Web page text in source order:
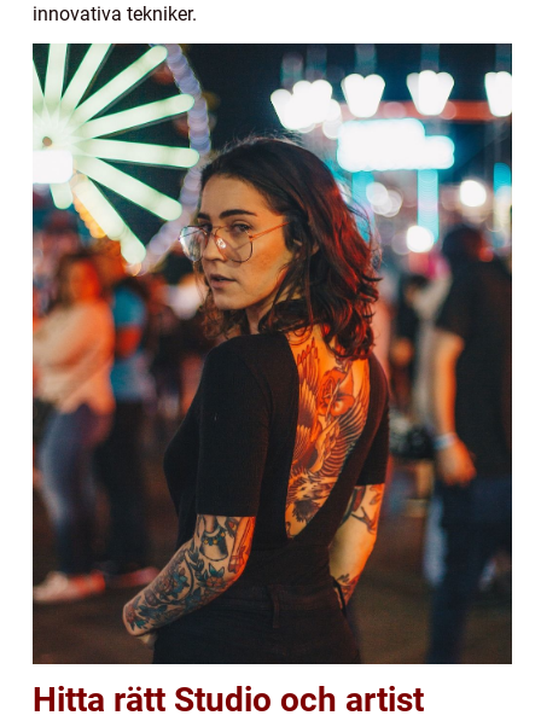
innovativa tekniker.
Hitta rätt Studio och artist